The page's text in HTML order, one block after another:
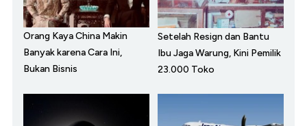
Orang Kaya China Makin
Banyak karena Cara Ini,
Bukan Bisnis
Setelah Resign dan Bantu
Ibu Jaga Warung, Kini Pemilik
23.000 Toko